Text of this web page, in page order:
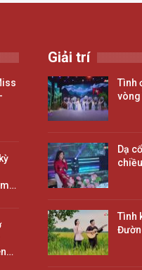
Giải trí
Tình
vòng
Dạ
chiều
Tình